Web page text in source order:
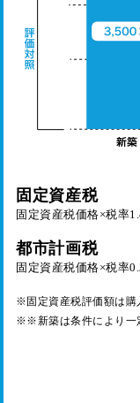
固定資産税
固定資産税価格×税率
都市計画税
固定資産税価格×税率
※固定資産税評価額は購
※※新築は条件により一